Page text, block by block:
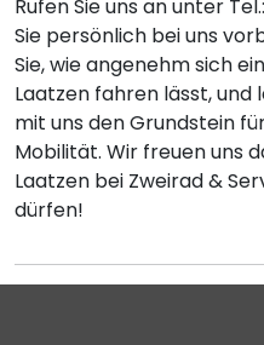
Rufen Sie uns an unter
Sie persönlich bei uns
Sie, wie angenehm sich
Laatzen fahren lässt, und
mit uns den Grundstein
Mobilität. Wir freuen uns
Laatzen bei Zweirad &
dürfen!